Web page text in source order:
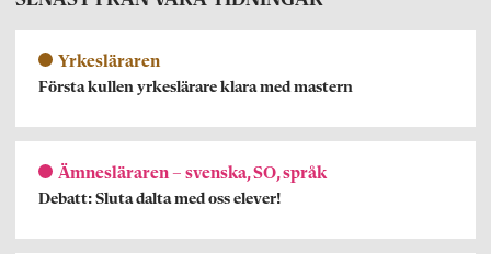
Yrkesläraren
Första kullen yrkeslärare klara med mastern
Ämnesläraren – svenska, SO, språk
Debatt: Sluta dalta med oss elever!